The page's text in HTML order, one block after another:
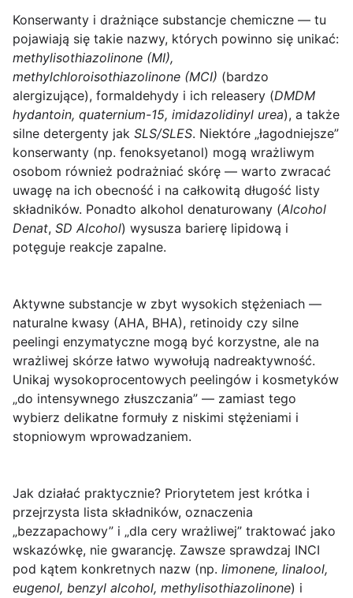
Konserwanty i drażniące substancje chemiczne — tu
pojawiają się takie nazwy, których powinno się unikać:
methylisothiazolinone (MI),
methylchloroisothiazolinone (MCI) (bardzo
alergizujące), formaldehydy i ich releasery (DMDM
hydantoin, quaternium-15, imidazolidinyl urea), a także
silne detergenty jak SLS/SLES. Niektóre „łagodniejsze”
konserwanty (np. fenoksyetanol) mogą wrażliwym
osobom również podrażniać skórę — warto zwracać
uwagę na ich obecność i na całkowitą długość listy
składników. Ponadto alkohol denaturowany (Alcohol
Denat, SD Alcohol) wysusza barierę lipidową i
potęguje reakcje zapalne.
Aktywne substancje w zbyt wysokich stężeniach —
naturalne kwasy (AHA, BHA), retinoidy czy silne
peelingi enzymatyczne mogą być korzystne, ale na
wrażliwej skórze łatwo wywołują nadreaktywność.
Unikaj wysokoprocentowych peelingów i kosmetyków
„do intensywnego złuszczania” — zamiast tego
wybierz delikatne formuły z niskimi stężeniami i
stopniowym wprowadzaniem.
Jak działać praktycznie? Priorytetem jest krótka i
przejrzysta lista składników, oznaczenia
„bezzapachowy” i „dla cery wrażliwej” traktować jako
wskazówkę, nie gwarancję. Zawsze sprawdzaj INCI
pod kątem konkretnych nazw (np. limonene, linalool,
eugenol, benzyl alcohol, methylisothiazolinone) i